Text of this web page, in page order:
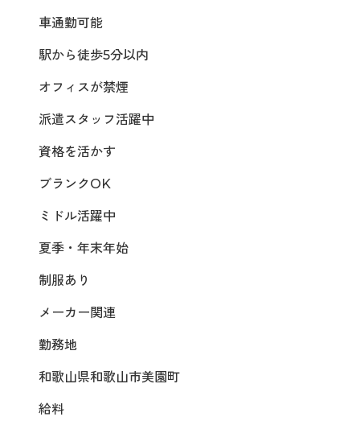
車通勤可能
駅から徒歩5分以内
オフィスが禁煙
派遣スタッフ活躍中
資格を活かす
ブランクOK
ミドル活躍中
夏季・年末年始
制服あり
メーカー関連
勤務地
和歌山県和歌山市美園町
給料